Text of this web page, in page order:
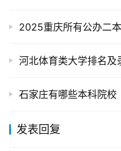
2025重庆所有公办二
河北体育类大学排名及
石家庄有哪些本科院校
发表回复